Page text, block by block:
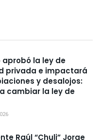
aprobó la ley de
privada e impactará
y desalojos:
cambiar la ley de
Raúl “Chuli” Jorge